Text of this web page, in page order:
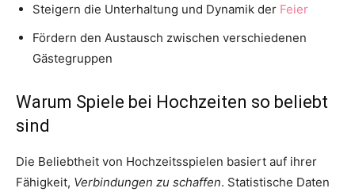
Steigern die Unterhaltung und Dynamik der Feier
Fördern den Austausch zwischen verschiedenen
Gästegruppen
Warum Spiele bei Hochzeiten so beliebt
sind
Die Beliebtheit von Hochzeitsspielen basiert auf ihrer
Fähigkeit, Verbindungen zu schaffen. Statistische Daten